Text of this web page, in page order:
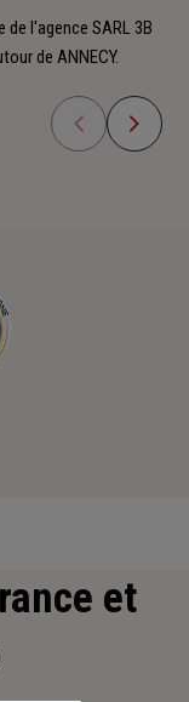
l'agence SARL 3B
de ANNECY.
et